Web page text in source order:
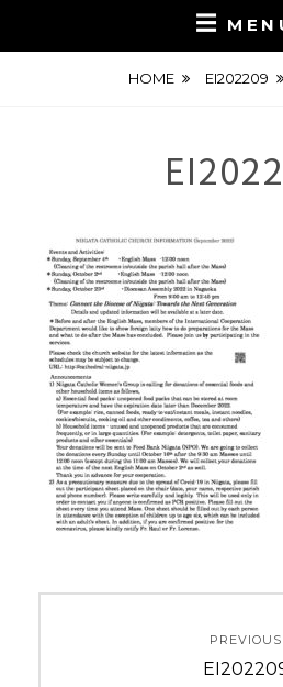
HOME EI202209
PREVIOUS
Previous